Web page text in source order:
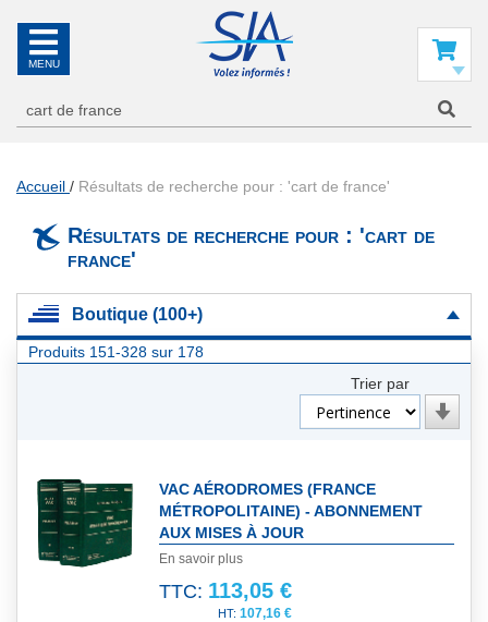
Accueil Résultats de recherche pour : 'cart de france'
Résultats de recherche pour : 'cart de
france'
Boutique (100+)
Produits 151-328 sur 178
Trier par
Par
ordre
VAC AÉRODROMES (FRANCE
MÉTROPOLITAINE) - ABONNEMENT
AUX MISES À JOUR
En savoir plus
TTC: 113,05 €
107,16 €